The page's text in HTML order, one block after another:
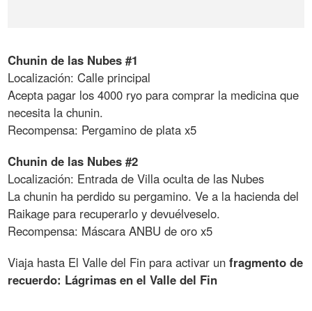
Chunin de las Nubes #1
Localización: Calle principal
Acepta pagar los 4000 ryo para comprar la medicina que
necesita la chunin.
Recompensa: Pergamino de plata x5
Chunin de las Nubes #2
Localización: Entrada de Villa oculta de las Nubes
La chunin ha perdido su pergamino. Ve a la hacienda del
Raikage para recuperarlo y devuélveselo.
Recompensa: Máscara ANBU de oro x5
Viaja hasta El Valle del Fin para activar unfragmento de
recuerdo: Lágrimas en el Valle del Fin